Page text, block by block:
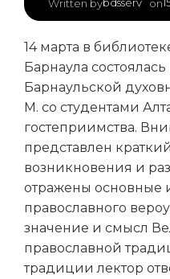
Written by on
14 марта в
Барнаула
Барнаульской
М. со студентами
гостеприимства.
представлен
возникновения и
отражены основные
православного
значение и смысл
православной
традиции лектор